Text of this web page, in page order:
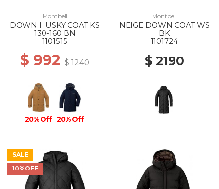
Montbell
DOWN HUSKY COAT KS
130-160 BN
1101515
$ 992 $ 1240
20% Off 20% Off
Montbell
NEIGE DOWN COAT WS
BK
1101724
$ 2190
SALE
10%OFF